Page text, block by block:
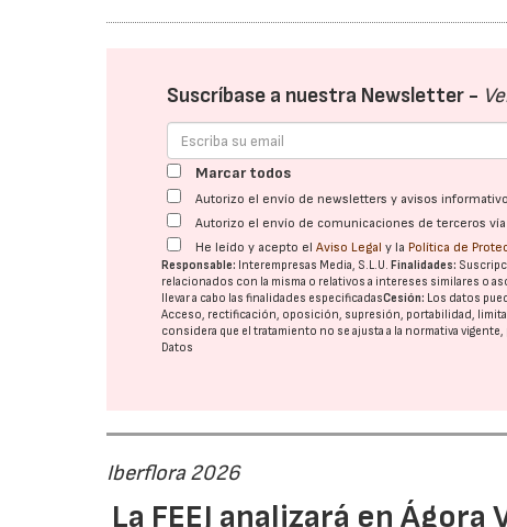
Suscríbase a nuestra Newsletter -
Marcar todos
Autorizo el envío de newsletters y avisos
Autorizo el envío de comunicaciones de terceros
He leído y acepto elAviso Legal y la Política de
Responsable: Interempresas Media, S.L.U. Finalidades:
relacionados con la misma o relativos a intereses similares o
llevar a cabo las finalidades especificadasCesión: Los datos
Acceso, rectificación, oposición, supresión, portabilidad,
considera que el tratamiento no se ajusta a la normativa
Datos
Iberflora 2026
La FEEJ analizará en